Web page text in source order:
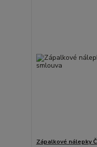
Zápalkové nálepky